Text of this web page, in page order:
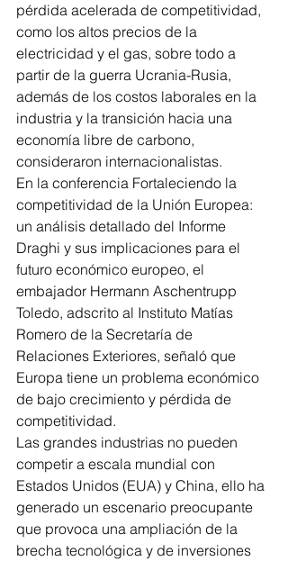
pérdida acelerada de competitividad,
como los altos precios de la
electricidad y el gas, sobre todo a
partir de la guerra Ucrania-Rusia,
además de los costos laborales en la
industria y la transición hacia una
economía libre de carbono,
consideraron internacionalistas.
En la conferencia Fortaleciendo la
competitividad de la Unión Europea:
un análisis detallado del Informe
Draghi y sus implicaciones para el
futuro económico europeo, el
embajador Hermann Aschentrupp
Toledo, adscrito al Instituto Matías
Romero de la Secretaría de
Relaciones Exteriores, señaló que
Europa tiene un problema económico
de bajo crecimiento y pérdida de
competitividad.
Las grandes industrias no pueden
competir a escala mundial con
Estados Unidos (EUA) y China, ello ha
generado un escenario preocupante
que provoca una ampliación de la
brecha tecnológica y de inversiones